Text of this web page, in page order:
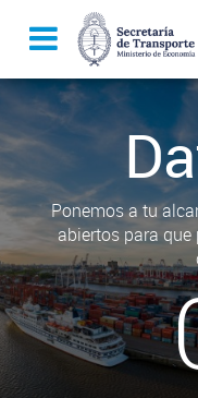
Ponemos a tu
abiertos para